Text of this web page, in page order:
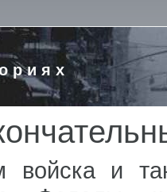
войска и